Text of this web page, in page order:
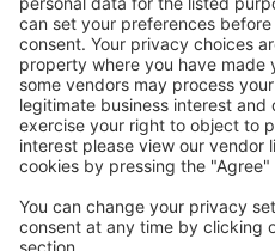
Der Ticketpreis samt
von63EUR
Preis für 1
282